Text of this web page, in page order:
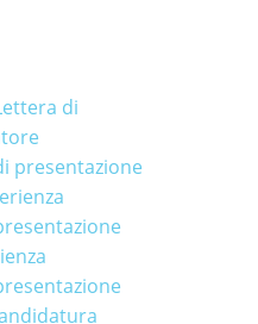
di
presentazione